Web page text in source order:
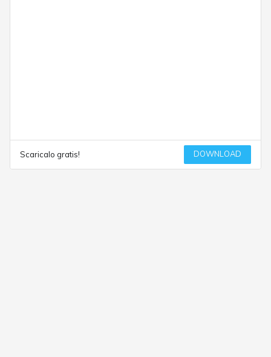
Scaricalo gratis! DOWNLOAD